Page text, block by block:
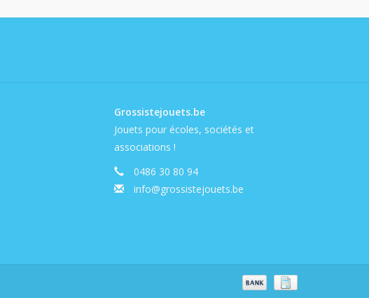
Grossistejouets.be
Jouets pour écoles, sociétés et
associations !
0486 30 80 94
info@grossistejouets.be